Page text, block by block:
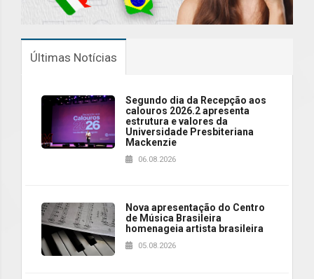
Últimas Notícias
Segundo dia da Recepção aos
calouros 2026.2 apresenta
estrutura e valores da
Universidade Presbiteriana
Mackenzie
06.08.2026
Nova apresentação do Centro
de Música Brasileira
homenageia artista brasileira
05.08.2026